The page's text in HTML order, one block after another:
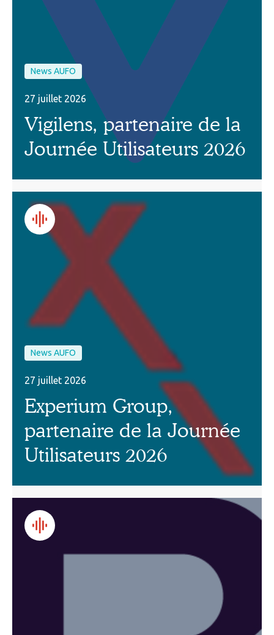
News AUFO
27 juillet 2026
Vigilens, partenaire de la
Journée Utilisateurs 2026
News AUFO
27 juillet 2026
Experium Group,
partenaire de la Journée
Utilisateurs 2026